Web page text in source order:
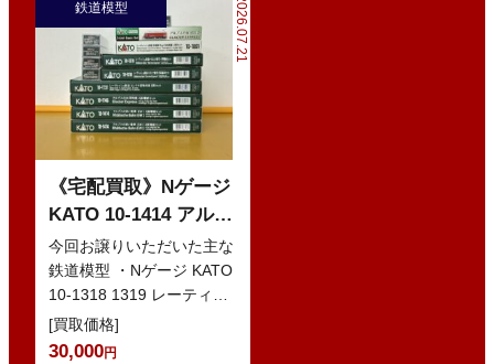
2026.07.21
鉄道模型
《宅配買取》Nゲージ
KATO 10-1414 アルプ
スの赤い客車 EWI な
どの鉄道模型
今回お譲りいただいた主な
鉄道模型 ・Nゲージ KATO
10-1318 1319 レーティッ
シュ鉄道 ベルニナ急行 ・
Nゲージ K…
[買取価格]
30,000円